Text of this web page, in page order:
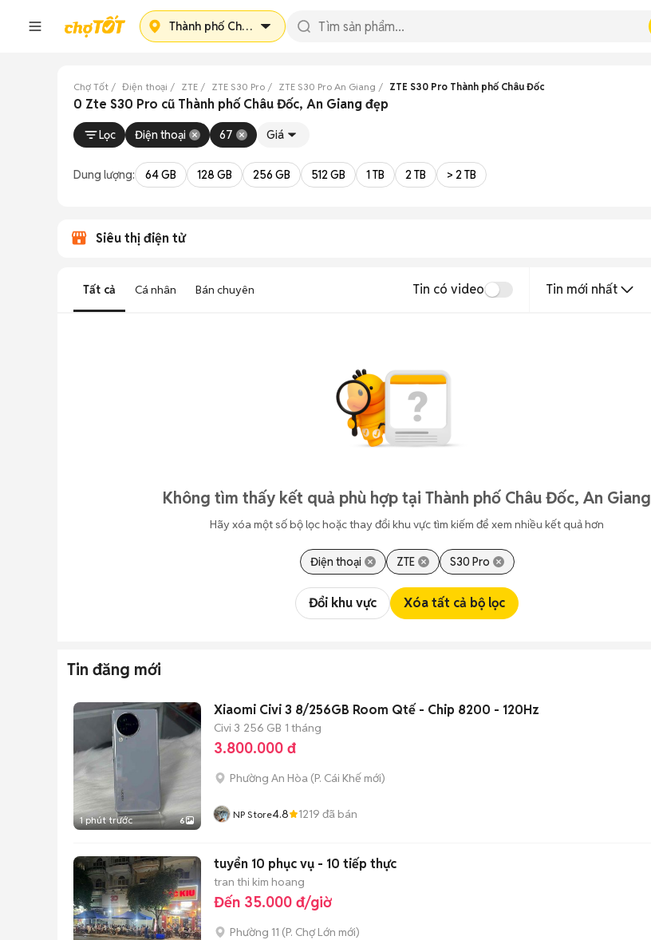
Thành phố Châu Đốc
Chợ Tốt Điện thoại ZTE ZTE S30 Pro ZTE S30 Pro An Giang ZTE S30 Pro Thành phố Châu Đốc
0 Zte S30 Pro cũ Thành phố Châu Đốc, An Giang đẹp
Lọc Điện thoại 67 Giá
Dung lượng: 64 GB 128 GB 256 GB 512 GB 1 TB 2 TB > 2 TB
Siêu thị điện tử
Tất cả Cá nhân Bán chuyên Tin có video Tin mới nhất
Không tìm thấy kết quả phù hợp tại Thành phố Châu Đốc, An Giang
Hãy xóa một số bộ lọc hoặc thay đổi khu vực tìm kiếm để xem nhiều kết quả hơn
Điện thoại ZTE S30 Pro
Đổi khu vực Xóa tất cả bộ lọc
Tin đăng mới
1 phút trước 6
Xiaomi Civi 3 8/256GB Room Qtế - Chip 8200 - 120Hz
Civi 3 256 GB 1 tháng
3.800.000 đ
Phường An Hòa (P. Cái Khế mới)
NP Store4.8 1219 đã bán
tuyển 10 phục vụ - 10 tiếp thực
tran thi kim hoang
Đến 35.000 đ/giờ
Phường 11 (P. Chợ Lớn mới)